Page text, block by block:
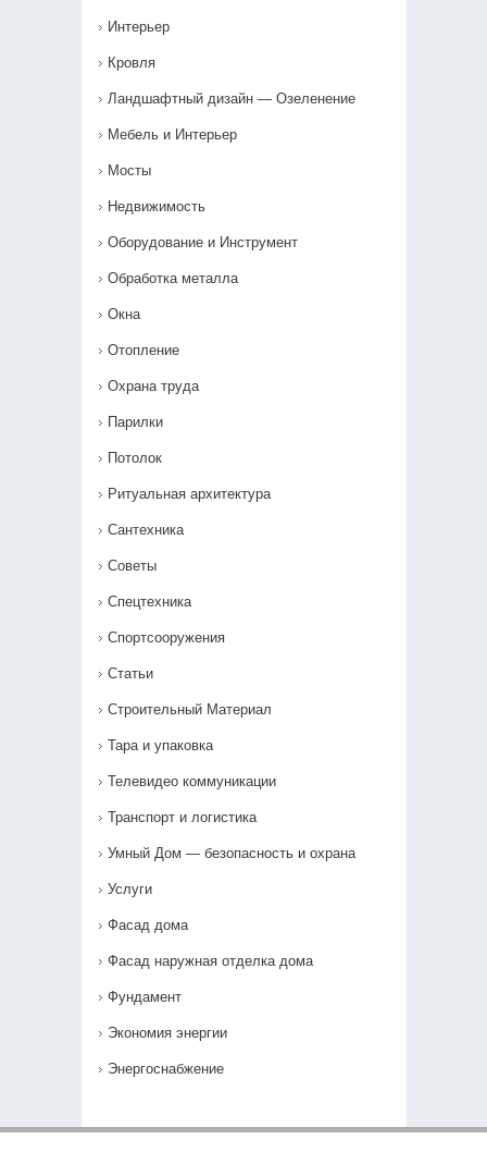
Интерьер
Кровля
Ландшафтный дизайн — Озеленение‎
Мебель и Интерьер
Мосты
Недвижимость
Оборудование и Инструмент
Обработка металла
Окна
Отопление
Охрана труда
Парилки
Потолок
Ритуальная архитектура
Сантехника
Советы
Спецтехника
Спортсооружения
Статьи
Строительный Материал
Тара и упаковка
Телевидео коммуникации
Транспорт и логистика
Умный Дом — безопасность и охрана
Услуги
Фасад дома
Фасад наружная отделка дома
Фундамент
Экономия энергии
Энергоснабжение